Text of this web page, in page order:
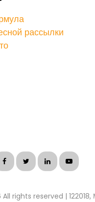
рассылки
rights reserved | 122018,